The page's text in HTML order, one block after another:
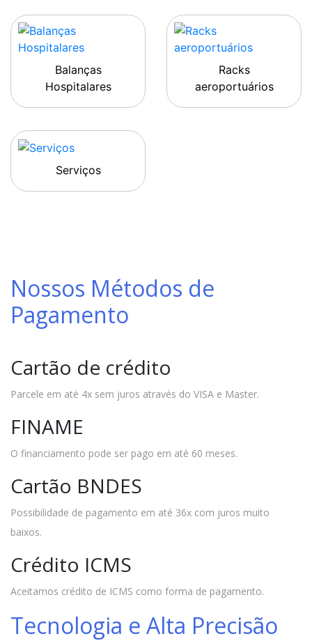
Balanças
Hospitalares
Racks
aeroportuários
Serviços
Nossos Métodos de
Pagamento
Cartão de crédito
Parcele em até 4x sem juros através do VISA e Master.
FINAME
O financiamento pode ser pago em até 60 meses.
Cartão BNDES
Possibilidade de pagamento em até 36x com juros muito
baixos.
Crédito ICMS
Aceitamos crédito de ICMS como forma de pagamento.
Tecnologia e Alta Precisão